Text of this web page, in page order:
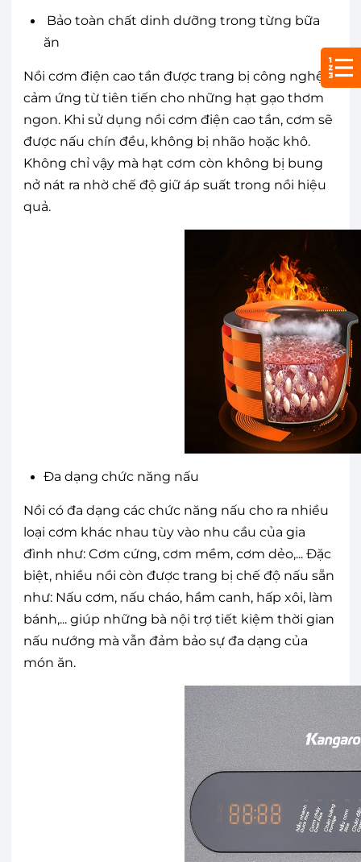
Bảo toàn chất dinh dưỡng trong từng bữa
ăn
Nồi cơm điện cao tần được trang bị công nghệ
cảm ứng từ tiên tiến cho những hạt gạo thơm
ngon. Khi sử dụng nồi cơm điện cao tần, cơm sẽ
được nấu chín đều, không bị nhão hoặc khô.
Không chỉ vậy mà hạt cơm còn không bị bung
nở nát ra nhờ chế độ giữ áp suất trong nồi hiệu
quả.
Đa dạng chức năng nấu
Nồi có đa dạng các chức năng nấu cho ra nhiều
loại cơm khác nhau tùy vào nhu cầu của gia
đình như: Cơm cứng, cơm mềm, cơm dẻo,... Đặc
biệt, nhiều nồi còn được trang bị chế độ nấu sẵn
như: Nấu cơm, nấu cháo, hầm canh, hấp xôi, làm
bánh,... giúp những bà nội trợ tiết kiệm thời gian
nấu nướng mà vẫn đảm bảo sự đa dạng của
món ăn.